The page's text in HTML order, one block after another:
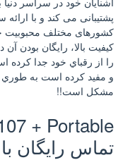
پشتیبانی می کند و با
کشورهای مختلف محبوبیت
كيفيت بالا، رايگان بودن
را از رقباي خود جدا كرده
و مفيد كرده است به طوري
مشكل است!!
+ Portable
تماس رايگان